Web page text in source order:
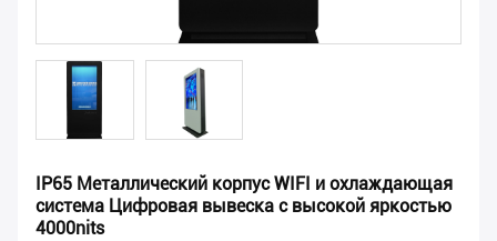
IP65 Металлический корпус WIFI и охлаждающая
система Цифровая вывеска с высокой яркостью
4000nits